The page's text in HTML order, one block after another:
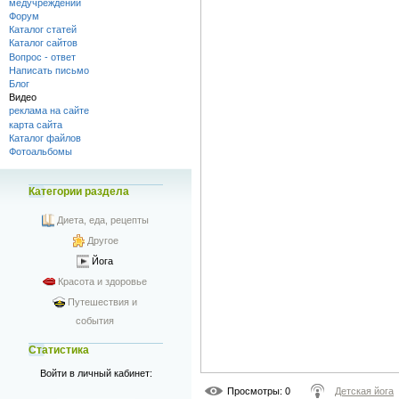
медучреждений
Форум
Каталог статей
Каталог сайтов
Вопрос - ответ
Написать письмо
Блог
Видео
реклама на сайте
карта сайта
Каталог файлов
Фотоальбомы
Категории раздела
Диета, еда, рецепты
Другое
Йога
Красота и здоровье
Путешествия и
события
Статистика
Войти в личный кабинет:
Просмотры: 0 Детская йога